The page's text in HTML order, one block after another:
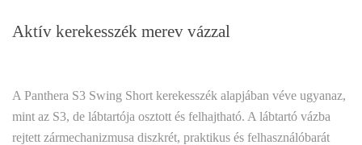
Aktív kerekesszék merev vázzal
A Panthera S3 Swing Short kerekesszék alapjában véve ugyanaz,
mint az S3, de lábtartója osztott és felhajtható. A lábtartó vázba
rejtett zármechanizmusa diszkrét, praktikus és felhasználóbarát